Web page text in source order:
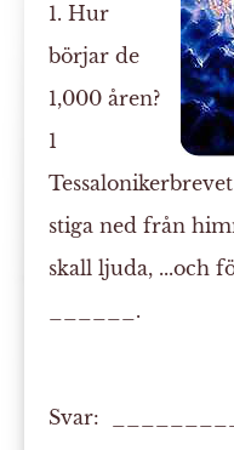
1. Hur
börjar de
1,000 åren?
1
stiga ned från
skall ljuda, ...och
______.
Svar: